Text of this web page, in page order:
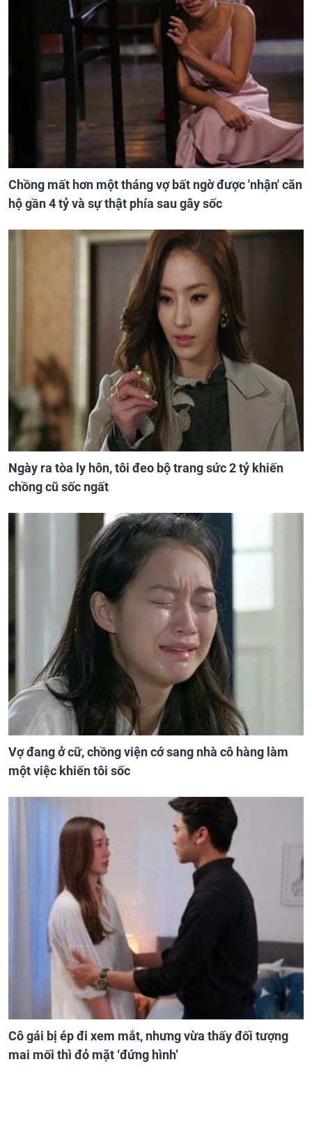
Chồng mất hơn một tháng vợ bất ngờ được 'nhận' căn
hộ gần 4 tỷ và sự thật phía sau gây sốc
Ngày ra tòa ly hôn, tôi đeo bộ trang sức 2 tỷ khiến
chồng cũ sốc ngất
Vợ đang ở cữ, chồng viện cớ sang nhà cô hàng làm
một việc khiến tôi sốc
Cô gái bị ép đi xem mắt, nhưng vừa thấy đối tượng
mai mối thì đỏ mặt ‘đứng hình’